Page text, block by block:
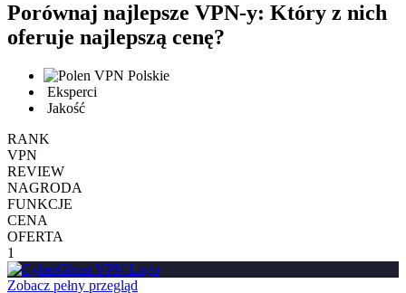
Porównaj najlepsze VPN-y: Który z nich
oferuje najlepszą cenę?
Polskie
Eksperci
Jakość
RANK
VPN
REVIEW
NAGRODA
FUNKCJE
CENA
OFERTA
1
Zobacz pełny przegląd